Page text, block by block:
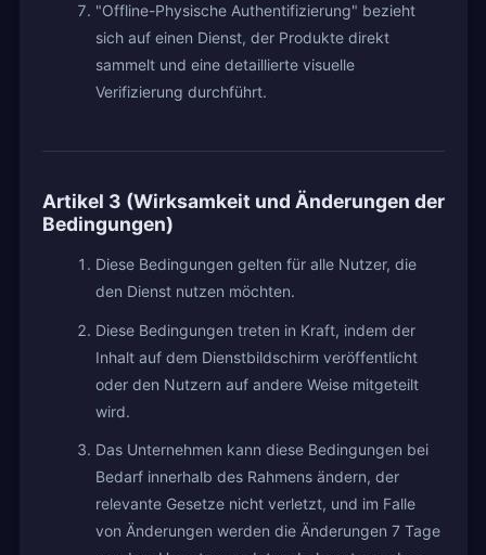
"Offline-Physische Authentifizierung" bezieht
sich auf einen Dienst, der Produkte direkt
sammelt und eine detaillierte visuelle
Verifizierung durchführt.
Artikel 3 (Wirksamkeit und Änderungen der
Bedingungen)
Diese Bedingungen gelten für alle Nutzer, die
den Dienst nutzen möchten.
Diese Bedingungen treten in Kraft, indem der
Inhalt auf dem Dienstbildschirm veröffentlicht
oder den Nutzern auf andere Weise mitgeteilt
wird.
Das Unternehmen kann diese Bedingungen bei
Bedarf innerhalb des Rahmens ändern, der
relevante Gesetze nicht verletzt, und im Falle
von Änderungen werden die Änderungen 7 Tage